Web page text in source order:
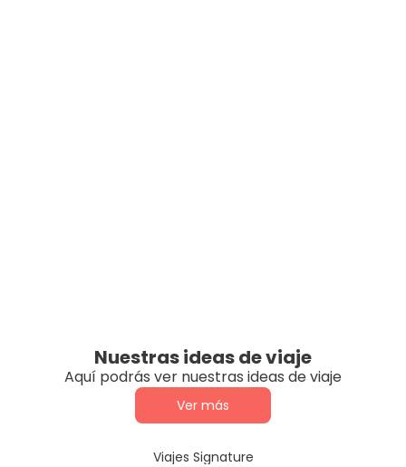
Nuestras ideas de viaje
Aquí podrás ver nuestras ideas de viaje
Ver más
Viajes Signature